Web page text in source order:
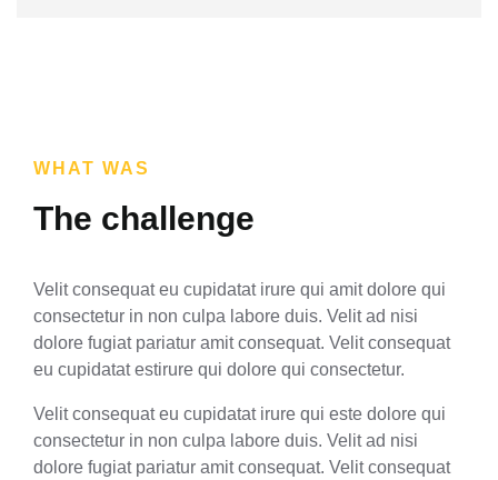
WHAT WAS
The challenge
Velit consequat eu cupidatat irure qui amit dolore qui
consectetur in non culpa labore duis. Velit ad nisi
dolore fugiat pariatur amit consequat. Velit consequat
eu cupidatat estirure qui dolore qui consectetur.
Velit consequat eu cupidatat irure qui este dolore qui
consectetur in non culpa labore duis. Velit ad nisi
dolore fugiat pariatur amit consequat. Velit consequat